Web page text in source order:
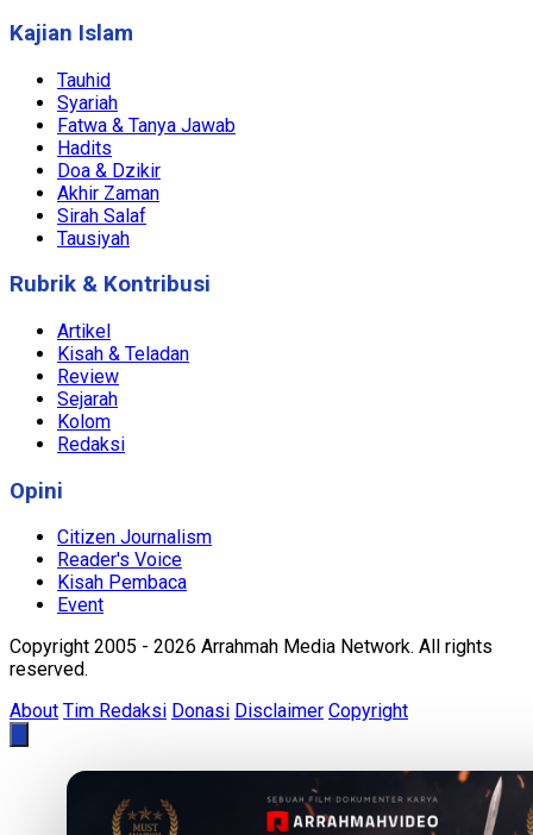
Kajian Islam
Tauhid
Syariah
Fatwa & Tanya Jawab
Hadits
Doa & Dzikir
Akhir Zaman
Sirah Salaf
Tausiyah
Rubrik & Kontribusi
Artikel
Kisah & Teladan
Review
Sejarah
Kolom
Redaksi
Opini
Citizen Journalism
Reader's Voice
Kisah Pembaca
Event
Copyright 2005 - 2026 Arrahmah Media Network. All rights
reserved.
About Tim Redaksi Donasi Disclaimer Copyright